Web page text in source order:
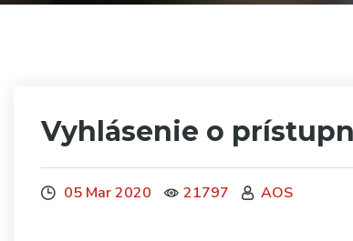
Vyhlásenie o
05 Mar 2020 21797 AOS